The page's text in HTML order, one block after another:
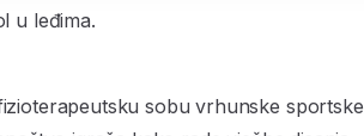
u leđima.
sobu vrhunske sportske